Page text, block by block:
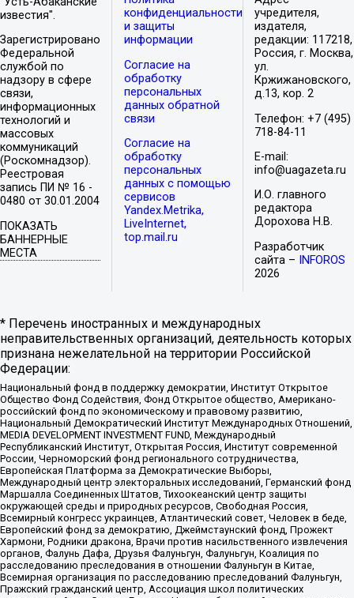
известия".
Зарегистрировано
Федеральной
службой по
надзору в сфере
связи,
информационных
технологий и
массовых
коммуникаций
(Роскомнадзор).
Реестровая
запись ПИ № 16 -
0480 от 30.01.2004
ПОКАЗАТЬ
БАННЕРНЫЕ
МЕСТА
конфиденциальности
и защиты
информации
Согласие на
обработку
персональных
данных обратной
связи
Согласие на
обработку
персональных
данных с помощью
сервисов
Yandex.Metrika,
LiveInternet,
top.mail.ru
учредителя,
издателя,
редакции: 117218,
Россия, г. Москва,
ул.
Кржижановского,
д.13, кор. 2
Телефон: +7 (495)
718-84-11
E-mail:
info@uagazeta.ru
И.О. главного
редактора
Дорохова Н.В.
Разработчик
сайта –
INFOROS
2026
* Перечень иностранных и международных
неправительственных организаций, деятельность которых
признана нежелательной на территории Российской
Федерации:
Национальный фонд в поддержку демократии, Институт Открытое
Общество Фонд Содействия, Фонд Открытое общество, Американо-
российский фонд по экономическому и правовому развитию,
Национальный Демократический Институт Международных Отношений,
MEDIA DEVELOPMENT INVESTMENT FUND, Международный
Республиканский Институт, Открытая Россия, Институт современной
России, Черноморский фонд регионального сотрудничества,
Европейская Платформа за Демократические Выборы,
Международный центр электоральных исследований, Германский фонд
Маршалла Соединенных Штатов, Тихоокеанский центр защиты
окружающей среды и природных ресурсов, Свободная Россия,
Всемирный конгресс украинцев, Атлантический совет, Человек в беде,
Европейский фонд за демократию, Джеймстаунский фонд, Прожект
Хармони, Родники дракона, Врачи против насильственного извлечения
органов, Фалунь Дафа, Друзья Фалуньгун, Фалуньгун, Коалиция по
расследованию преследования в отношении Фалуньгун в Китае,
Всемирная организация по расследованию преследований Фалуньгун,
Пражский гражданский центр, Ассоциация школ политических